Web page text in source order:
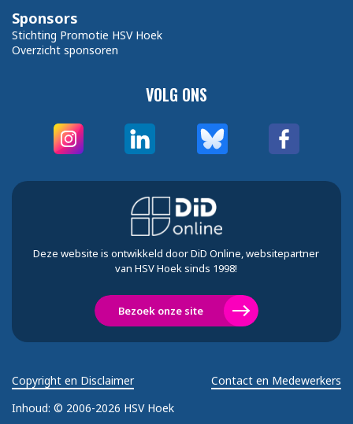
VOLG ONS
Sponsors
Stichting Promotie HSV Hoek
Overzicht sponsoren
Deze website is ontwikkeld door DiD Online, websitepartner
van HSV Hoek sinds 1998!
Bezoek onze site
Inhoud: © 2006-2026 HSV Hoek
Copyright en Disclaimer Contact en Medewerkers